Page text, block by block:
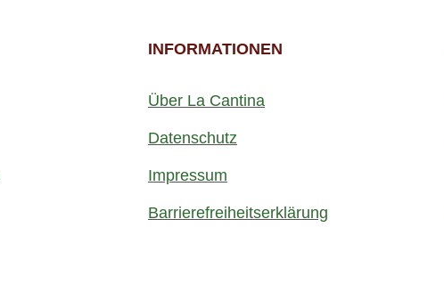
INFORMATIONEN
Über La Cantina
Datenschutz
Impressum
Barrierefreiheitserklärung